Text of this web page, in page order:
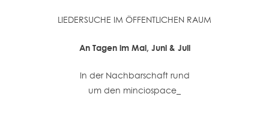
LIEDERSUCHE IM ÖFFENTLICHEN RAUM
An Tagen im Mai, Juni & Juli
In der Nachbarschaft rund
um den minciospace_